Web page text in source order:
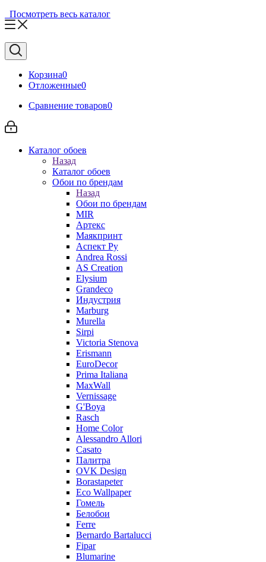
Посмотреть весь каталог
Корзина0
Отложенные0
Сравнение товаров0
Каталог обоев
Назад
Каталог обоев
Обои по брендам
Назад
Обои по брендам
MIR
Артекс
Маякпринт
Аспект Ру
Andrea Rossi
AS Creation
Elysium
Grandeco
Индустрия
Marburg
Murella
Sirpi
Victoria Stenova
Erismann
EuroDecor
Prima Italiana
MaxWall
Vernissage
G'Boya
Rasch
Home Color
Alessandro Allori
Casato
Палитра
OVK Design
Borastapeter
Eco Wallpaper
Гомель
Белобои
Ferre
Bernardo Bartalucci
Fipar
Blumarine